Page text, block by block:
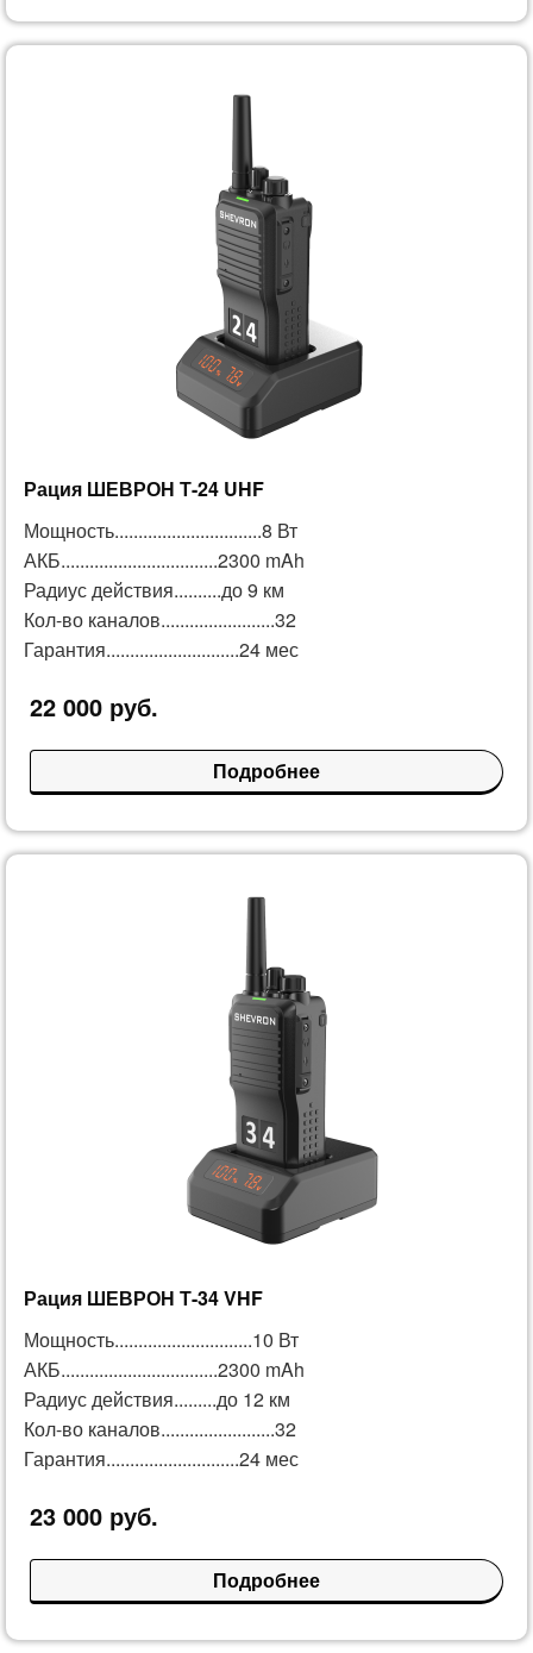
Рация ШЕВРОН Т-24 UHF
Мощность...............................8 Вт
АКБ.................................2300 mAh
Радиус действия..........до 9 км
Кол-во каналов........................32
Гарантия............................24 мес
22 000 руб.
Подробнее
Рация ШЕВРОН Т-34 VHF
Мощность.............................10 Вт
АКБ.................................2300 mAh
Радиус действия.........до 12 км
Кол-во каналов........................32
Гарантия............................24 мес
23 000 руб.
Подробнее